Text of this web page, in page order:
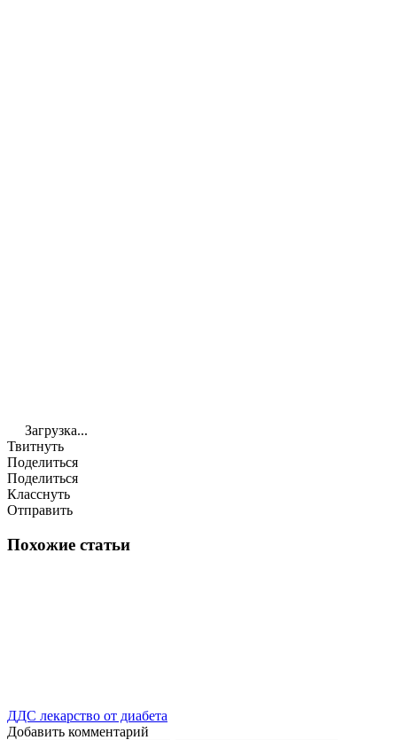
Загрузка...
Твитнуть
Поделиться
Поделиться
Класснуть
Отправить
Похожие статьи
ДДС лекарство от диабета
Добавить комментарий